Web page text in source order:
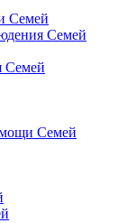
Семей
Семей
Семей
Семей